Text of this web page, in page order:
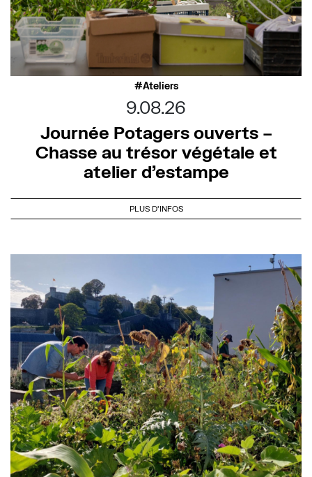
Ateliers
9.08.26
Journée Potagers ouverts –
Chasse au trésor végétale et
atelier d’estampe
PLUS D'INFOS